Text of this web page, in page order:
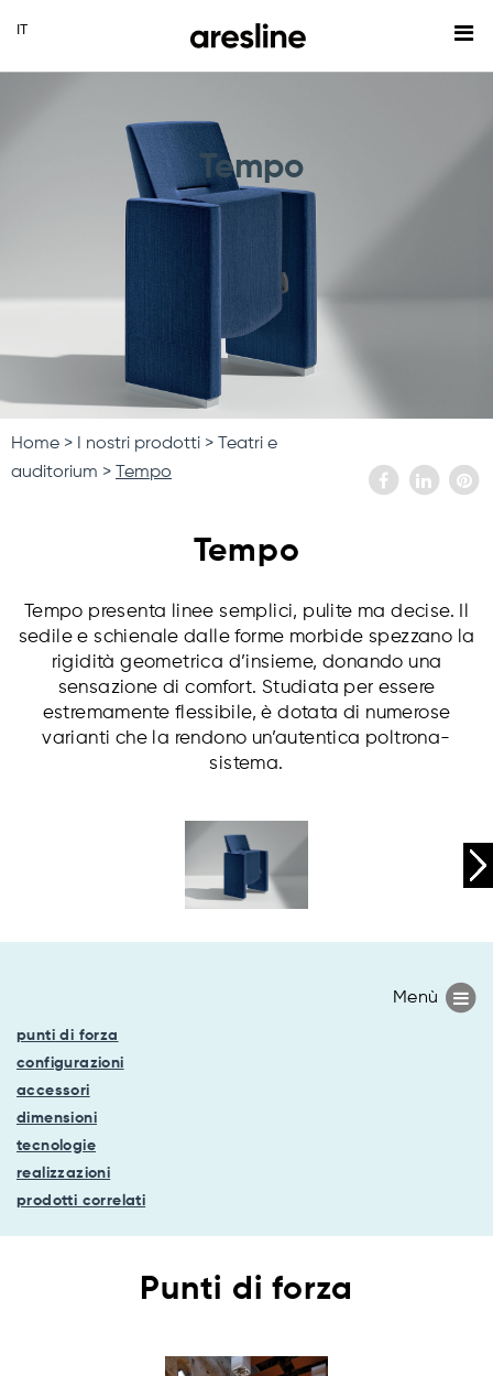
Tempo
Home I nostri prodotti
Teatri e
auditorium
Tempo
Tempo
Tempo presenta linee semplici, pulite ma decise. Il
sedile e schienale dalle forme morbide spezzano la
rigidità geometrica d’insieme, donando una
sensazione di comfort. Studiata per essere
estremamente flessibile, è dotata di numerose
varianti che la rendono un’autentica poltrona-
sistema.
punti di forza
configurazioni
accessori
dimensioni
tecnologie
realizzazioni
prodotti correlati
Punti di forza